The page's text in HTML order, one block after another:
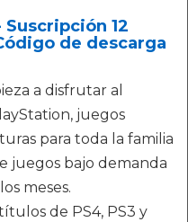
12
de descarga
a disfrutar al
juegos
para toda la familia
juegos bajo demanda
meses.
de PS4, PS3 y